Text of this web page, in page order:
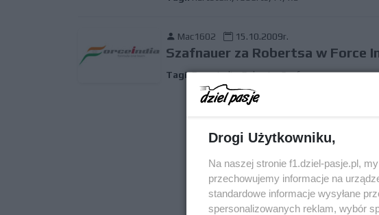
Mac1602 15.10.2009r.
Szafnauer za Robertsa w Force
Tagi:Force India,Roberts,Szafnauer
Drogi Użytkowniku,
Na naszej stronie f1.dziel-pasje.pl,
przechowujemy informacje na
standardowe informacje wysyłane
spersonalizowanych reklam, wybór